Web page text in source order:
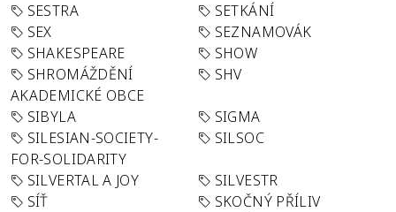
SESTRA
SETKÁNÍ
SEX
SEZNAMOVÁK
SHAKESPEARE
SHOW
SHROMÁŽDĚNÍ
AKADEMICKÉ OBCE
SHV
SIBYLA
SIGMA
SILESIAN-SOCIETY-
FOR-SOLIDARITY
SILSOC
SILVERTAL A JOY
SILVESTR
SÍŤ
SKOČNÝ PŘÍLIV